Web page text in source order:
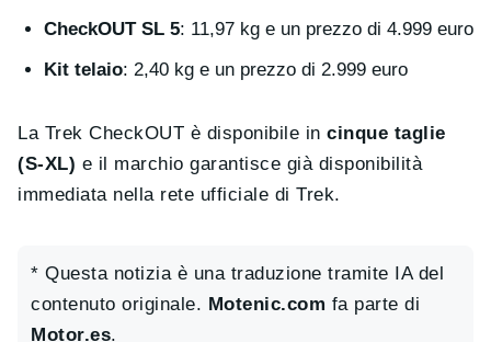
CheckOUT SL 5: 11,97 kg e un prezzo di 4.999 euro
Kit telaio: 2,40 kg e un prezzo di 2.999 euro
La Trek CheckOUT è disponibile incinque taglie
(S-XL) e il marchio garantisce già disponibilità
immediata nella rete ufficiale di Trek.
* Questa notizia è una traduzione tramite IA del
contenuto originale. Motenic.com fa parte di
Motor.es.